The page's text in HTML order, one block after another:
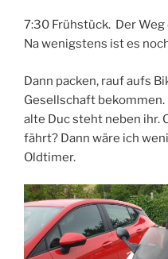
7:30 Frühstück. Der
Na wenigstens ist es
Dann packen, rauf aufs
Gesellschaft
alte Duc steht neben ihr.
fährt? Dann wäre ich
Oldtimer.